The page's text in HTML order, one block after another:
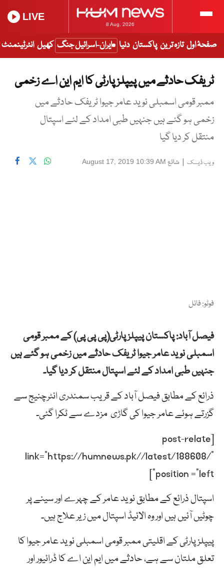
8 Aug, 2026
LIVE
صفحۂ اول تازہ ترین پاکستان دنیا ایران-اسرائیل جنگ کھیل انٹرٹینمنٹ
ٹریفک حادثے میں پیپلز پارٹی کا ایم این اے زخمی
ممبر قومی اسمبلی نوید عامر جیوا ٹریفک حادثے میں
زخمی ہو گئے ہیں جنہیں طبی امداد کے لئے اسپتال
منتقل کر دیا گیا
ویب ڈیسک | شائع August 17, 2019 10:39 AM
فوٹو: فائل
فیصل آباد: پاکستان پیپلز پارٹی(پی پی پی) کے ممبر قومی
اسمبلی نوید عامر جیوا ٹریفک حادثے میں زخمی ہو گئے ہیں
جنہیں طبی امداد کے لئے اسپتال منتقل کر دیا گیا۔
ذرائع کے مطابق فیصل آباد کے قریب سمندری انٹرچنیج سے
گزرتے ہوئے عامر جیوا کی گاڑی مزدے سے ٹکرا گئی۔
[post-relate
link=”https://humnews.pk//latest/188608/”
position =”left”]
اسپتال ذرائع کے مطابق نوید عامر کے چہرے اور سینے پر
چوٹیں آئیں ہیں اور وہ الائیڈ اسپتال میں زیر علاج ہیں۔
پیپلز پارٹی کے اقلیتی ممبر قومی اسمبلی نوید عامر جیوا کا
تعلق ملتان سے ہے، حادثے میں ایم این اے کا ڈرائیور اور